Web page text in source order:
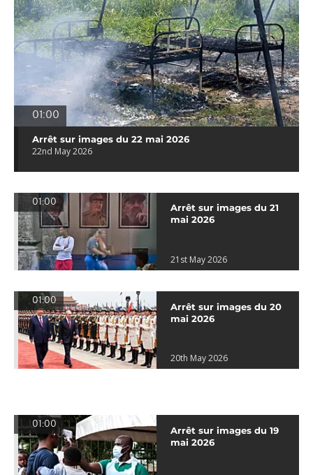
01:00
Arrêt sur images du 22 mai 2026
22nd May 2026
01:00
Arrêt sur images du 21
mai 2026
21st May 2026
01:00
Arrêt sur images du 20
mai 2026
20th May 2026
01:00
Arrêt sur images du 19
mai 2026